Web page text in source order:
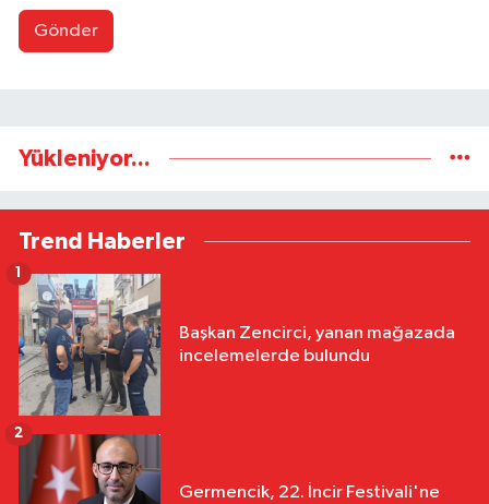
Gönder
Yükleniyor...
Trend Haberler
Başkan Zencirci, yanan mağazada
incelemelerde bulundu
Germencik, 22. İncir Festivali'ne
2